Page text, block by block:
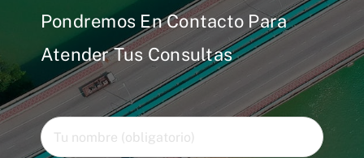
Pondremos En Contacto Para
Atender Tus Consultas